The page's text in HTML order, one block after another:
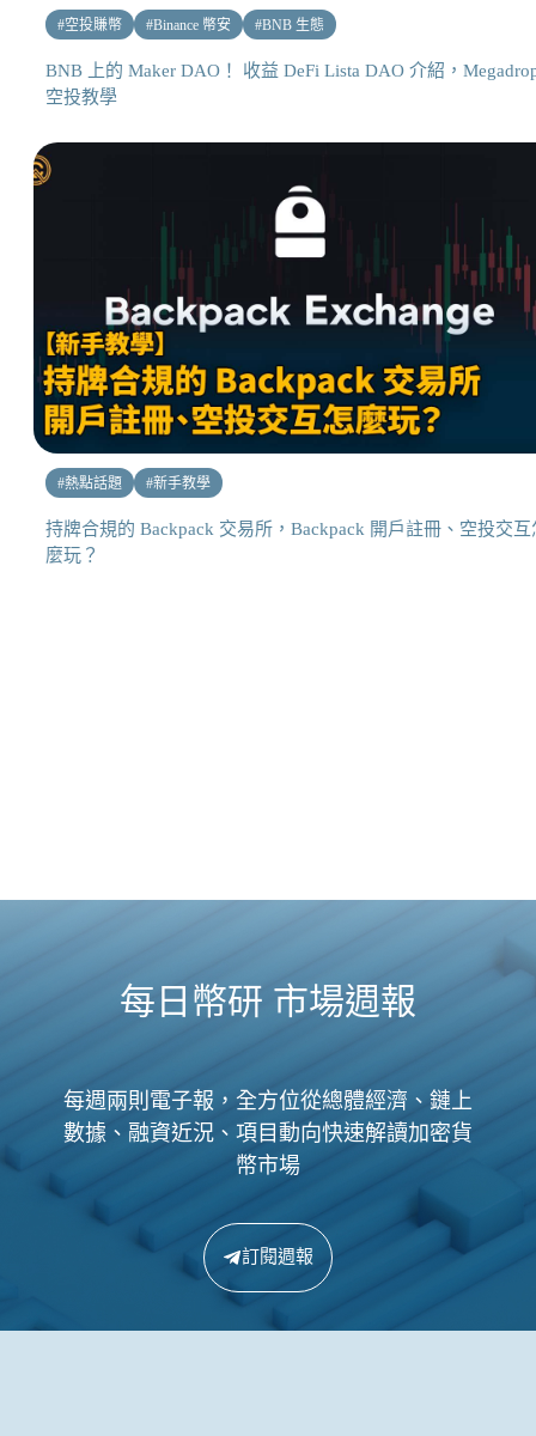
#空投賺幣 #Binance 幣安 #BNB 生態
BNB 上的 Maker DAO！ 收益 DeFi Lista DAO 介紹，
空投教學
#熱點話題 #新手教學
持牌合規的 Backpack 交易所，Backpack 開戶註冊、空投交互
麼玩？
每日幣研 市場週報
每週兩則電子報，全方位從總體經濟、鏈上
數據、融資近況、項目動向快速解讀加密貨
幣市場
訂閱週報